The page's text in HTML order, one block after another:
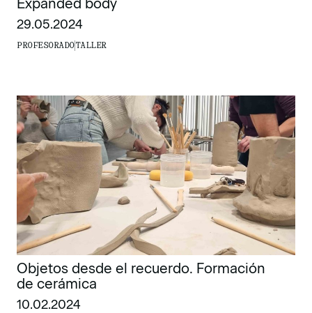
Expanded body
29.05.2024
PROFESORADOTALLER
Objetos desde el recuerdo. Formación
de cerámica
10.02.2024